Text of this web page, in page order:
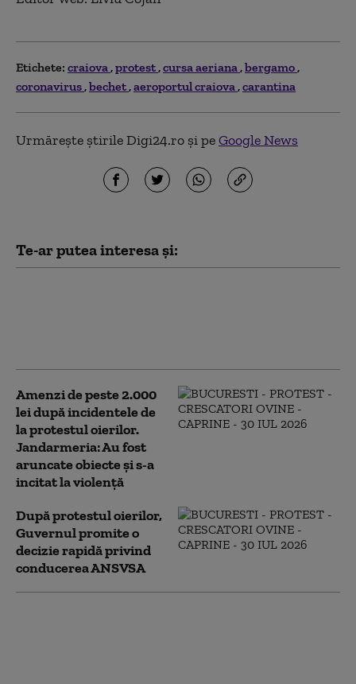
Etichete: craiova protest cursa aeriana bergamo
coronavirus bechet aeroportul craiova carantina
Urmărește știrile Digi24.ro și peGoogle News
Te-ar putea interesa și:
Amenzi de peste 2.000
lei după incidentele de
la protestul oierilor.
Jandarmeria: Au fost
aruncate obiecte și s-a
incitat la violență
După protestul oierilor,
Guvernul promite o
decizie rapidă privind
conducerea ANSVSA